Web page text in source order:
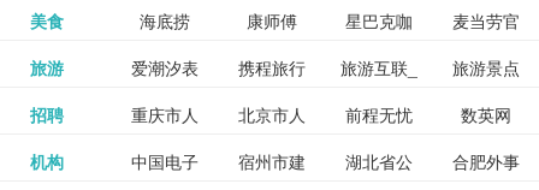
味，豆瓣
说-书本网
调控管理
网
游戏
游戏邦
更多>>
美食 海底捞 康师傅 星巴克咖
啡
麦当劳官
网
心食谱网 更多>>
旅游 爱潮汐表 携程旅行
网
旅游互联_
景点门票
预订
旅游景点
点评-猫途
鹰
北京旅游
网
更多>>
招聘 重庆市人
力资源和
北京市人
力资源和
前程无忧
招聘网
数英网
聘才网
更多>>
机构 中国电子 宿州市建 湖北省公 合肥外事